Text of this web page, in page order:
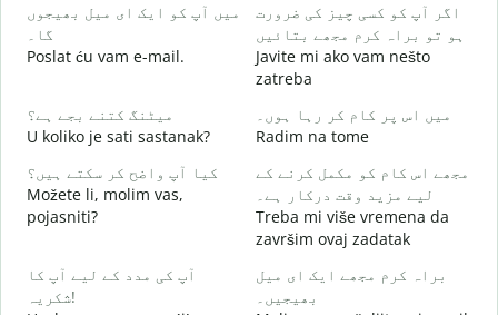
میں آپ کو ایک ای میل بھیجوں
گا۔
Poslat ću vam e-mail.
اگر آپ کو کسی چیز کی ضرورت
ہو تو براہ کرم مجھے بتائیں
Javite mi ako vam nešto
zatreba
میٹنگ کتنے بجے ہے؟
U koliko je sati sastanak?
میں اس پر کام کر رہا ہوں۔
Radim na tome
کیا آپ واضح کر سکتے ہیں؟
Možete li, molim vas,
pojasniti?
مجھے اس کام کو مکمل کرنے کے
لیے مزید وقت درکار ہے۔
Treba mi više vremena da
završim ovaj zadatak
آپ کی مدد کے لیے آپ کا
شکریہ!
براہ کرم مجھے ایک ای میل
بھیجیں۔